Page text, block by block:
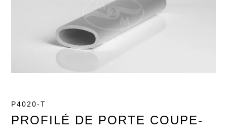
P4020-T
PROFILÉ DE PORTE COUPE-